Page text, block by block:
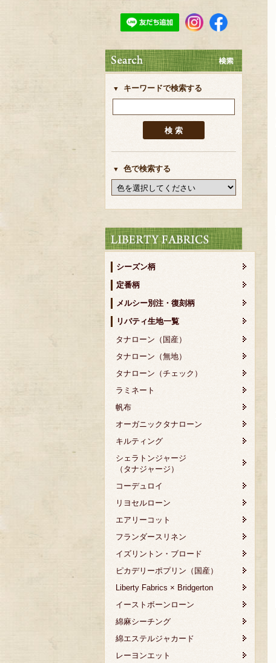
キーワードで検索する
色で検索する
シーズン柄
定番柄
メルシー別注・復刻柄
リバティ生地一覧
タナローン（国産）
タナローン（無地）
タナローン（チェック）
ラミネート
帆布
オーガニックタナローン
キルティング
シェラトンジャージ
（タナジャージ）
コーデュロイ
リヨセルローン
エアリーコット
フランダースリネン
イズリントン・ブロード
ピカデリーポプリン（国産）
Liberty Fabrics × Bridgerton
イーストボーンローン
綿麻シーチング
綿エステルジャカード
レーヨンエット